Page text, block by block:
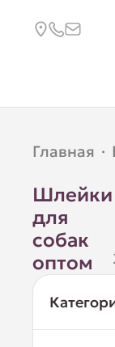
Главная ·
Шлейки
для
собак
оптом